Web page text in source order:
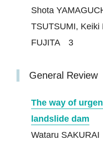
Shota
TSUTSUMI, Keiki
FUJITA 3
General Review
The way of
landslide dam
Wataru